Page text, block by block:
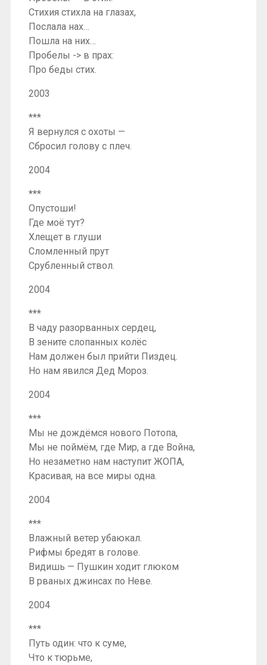
Стихия стихла на глазах,
Послала нах…
Пошла на них…
Пробелы -> в прах:
Про беды стих.
2003
***
Я вернулся с охоты —
Сбросил голову с плеч.
2004
***
Опустоши!
Где моё тут?
Хлещет в глуши
Сломленный прут
Срубленный ствол.
2004
***
В чаду разорванных сердец,
В зените слопанных колёс
Нам должен был прийти Пиздец.
Но нам явился Дед Мороз.
2004
***
Мы не дождёмся нового Потопа,
Мы не поймём, где Мир, а где Война,
Но незаметно нам наступит ЖОПА,
Красивая, на все миры одна.
2004
***
Влажный ветер убаюкал.
Рифмы бредят в голове.
Видишь — Пушкин ходит глюком
В рваных джинсах по Неве.
2004
***
Путь один: что к суме,
Что к тюрьме,